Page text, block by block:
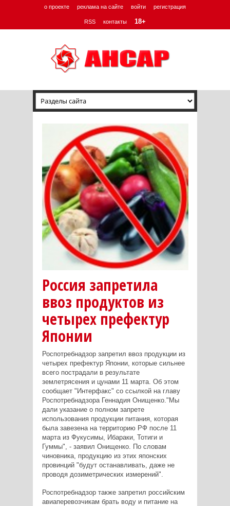
о проекте реклама на сайте войти регистрация
RSS контакты 18+
Россия запретила
ввоз продуктов из
четырех префектур
Японии
Роспотребнадзор запретил ввоз продукции из
четырех префектур Японии, которые сильнее
всего пострадали в результате
землетрясения и цунами 11 марта. Об этом
сообщает "Интерфакс" со ссылкой на главу
Роспотребнадзора Геннадия Онищенко."Мы
дали указание о полном запрете
использования продукции питания, которая
была завезена на территорию РФ после 11
марта из Фукусимы, Ибараки, Тотиги и
Гуммы", - заявил Онищенко. По словам
чиновника, продукцию из этих японских
провинций "будут останавливать, даже не
проводя дозиметрических измерений".
Роспотребнадзор также запретил российским
авиаперевозчикам брать воду и питание на